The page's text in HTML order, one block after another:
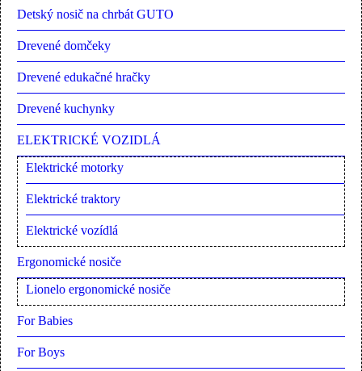
Detský nosič na chrbát GUTO
Drevené domčeky
Drevené edukačné hračky
Drevené kuchynky
ELEKTRICKÉ VOZIDLÁ
Elektrické motorky
Elektrické traktory
Elektrické vozídlá
Ergonomické nosiče
Lionelo ergonomické nosiče
For Babies
For Boys